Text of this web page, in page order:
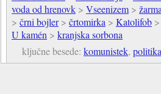
voda od hrenovk > Vseenizem >
> črni bojler> črtomirka > Katolifob >
U kamén > kranjska sorbona
ključne besede: komunistek, politika